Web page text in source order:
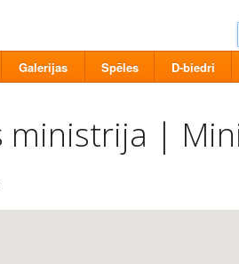
Galerijas Spēles D-biedri
ministrija |